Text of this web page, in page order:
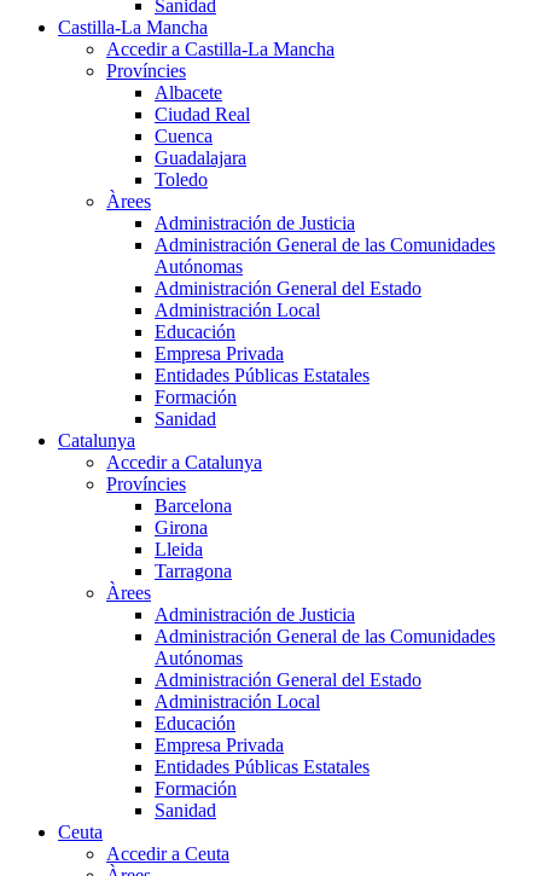
Sanidad
Castilla-La Mancha
Accedir a Castilla-La Mancha
Províncies
Albacete
Ciudad Real
Cuenca
Guadalajara
Toledo
Àrees
Administración de Justicia
Administración General de las Comunidades
Autónomas
Administración General del Estado
Administración Local
Educación
Empresa Privada
Entidades Públicas Estatales
Formación
Sanidad
Catalunya
Accedir a Catalunya
Províncies
Barcelona
Girona
Lleida
Tarragona
Àrees
Administración de Justicia
Administración General de las Comunidades
Autónomas
Administración General del Estado
Administración Local
Educación
Empresa Privada
Entidades Públicas Estatales
Formación
Sanidad
Ceuta
Accedir a Ceuta